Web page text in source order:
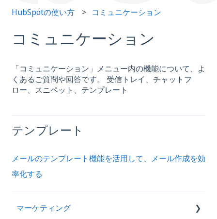
HubSpotの使い方 コミュニケーション
コミュニケーション
「コミュニケーション」メニュー内の機能について、よ
くあるご質問や回答です。 受信トレイ、チャットフ
ロー、スニペット、テンプレート
テンプレート
メールのテンプレート機能を活用して、メール作成を効
率化する
マーケティング